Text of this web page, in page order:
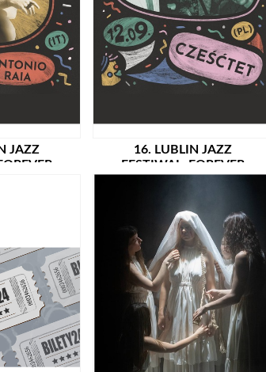
JAZZ
16. LUBLIN JAZZ
FESTIWAL: FOREVER
AHEAD: CZEŚĆTET (PL)